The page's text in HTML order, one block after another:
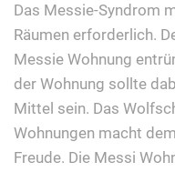
Das Messie-Syndrom
Räumen erforderlich.
Messie Wohnung
der Wohnung sollte
Mittel sein. Das
Wohnungen macht
Freude. Die Messi